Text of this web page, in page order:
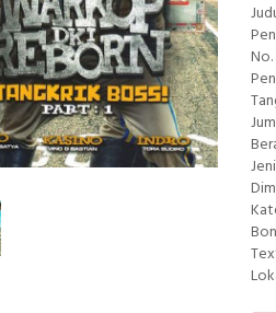
No.